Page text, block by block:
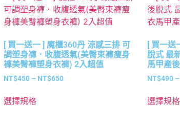
[ 買一送一 ] 魔櫃360丹 涼感三排 可
調塑身褲．收腹透氣(美臀束褲瘦身
褲美臀褲塑身衣褲) 2入超值
NT$450 – NT$650
選擇規格
[ 買一送
脫式 最
馬甲產
NT$490 –
選擇規格